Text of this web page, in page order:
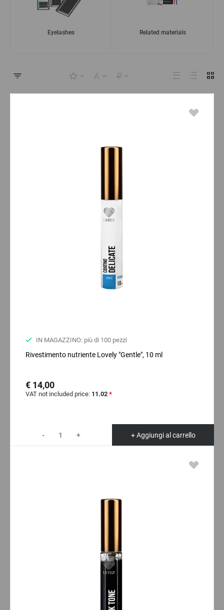
Eyelashes Related materials
IN MAGAZZINO: più di 100 pezzi
Rivestimento nutriente Lovely "Gentle", 10 ml
€ 14,00
VAT not included price: 11.02 *
- + + Aggiungi al carrello